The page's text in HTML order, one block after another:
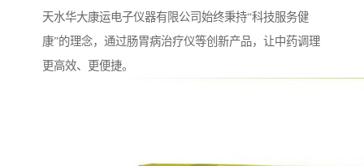
天水华大康运电子仪器有限公司始终秉持“科技服务健
康”的理念，通过肠胃病治疗仪等创新产品，让中药调理
更高效、更便捷。